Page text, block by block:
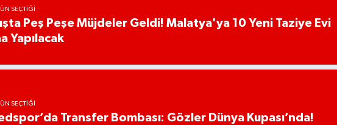
SEÇTIĞI
Peş Peşe Müjdeler Geldi! Malatya'ya 10 Yeni Taziye Evi
Yapılacak
SEÇTIĞI
Transfer Bombası: Gözler Dünya Kupası’nda!